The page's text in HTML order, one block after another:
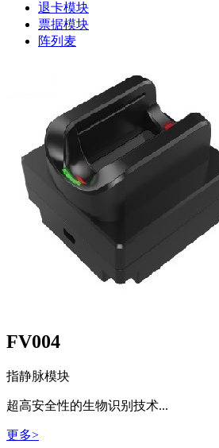
退卡模块
票据模块
阵列麦
FV004
指静脉模块
超高安全性的生物识别技术...
更多>